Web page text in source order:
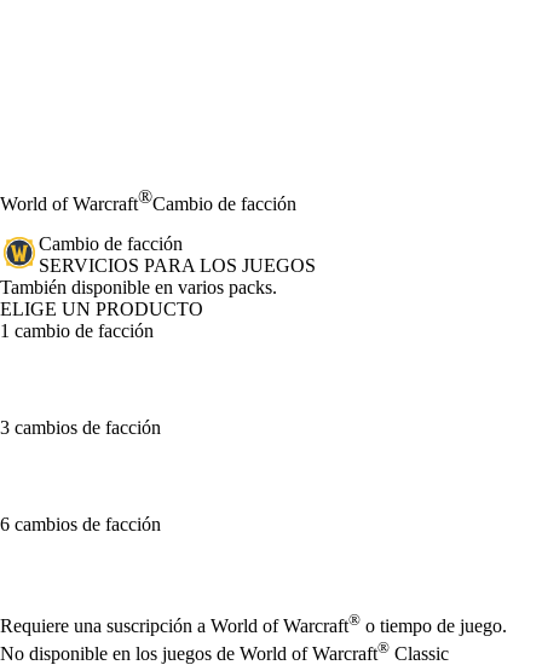
World of Warcraft®Cambio de facción
Cambio de facción
SERVICIOS PARA LOS JUEGOS
Product Notification
También disponible en varios packs.
ELIGE UN PRODUCTO
1 cambio de facción
3 cambios de facción
6 cambios de facción
Available actions
Requiere una suscripción a World of Warcraft® o tiempo de juego.
No disponible en los juegos de World of Warcraft® Classic